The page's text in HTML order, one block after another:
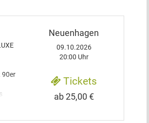
90er
Neuenhagen
09.10.2026
20:00 Uhr
Tickets
ab 25,00 €